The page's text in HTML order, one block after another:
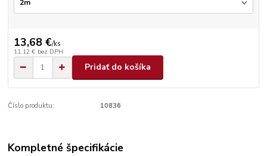
13,68 €/ks
11,12 € bez DPH
Pridať do košíka
Číslo produktu: 10836
Kompletné špecifikácie